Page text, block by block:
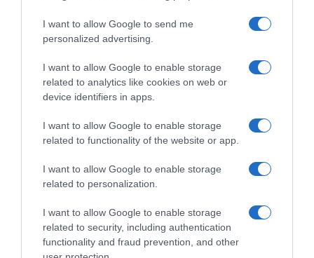
I want to allow Google to send me
personalized advertising.
I want to allow Google to enable storage
related to analytics like cookies on web or
device identifiers in apps.
I want to allow Google to enable storage
related to functionality of the website or app.
I want to allow Google to enable storage
related to personalization.
I want to allow Google to enable storage
related to security, including authentication
functionality and fraud prevention, and other
Προσθήκη ως προτεινόμενη
Ειδήσεις σήμερα
Δείτε τις προσπάθειες χελώνας να
γεννήσει σε παραλία της Ρόδου – Η
προειδοποίηση των κατοίκων (βίντεο)
Τροχαίο στον Κηφισό – Καθυστερήσεις
στο ρεύμα προς Πειραιά
Μητσοτάκης: “Η ενίσχυση της
παραγωγικής βάσης στρατηγική
προτεραιότητα για μία πιο ανταγωνιστική,